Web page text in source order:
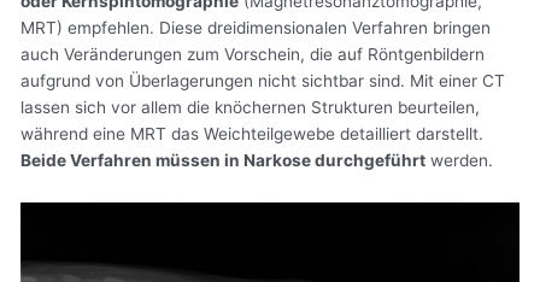
MRT) empfehlen. Diese dreidimensionalen Verfahren bringen
auch Veränderungen zum Vorschein, die auf Röntgenbildern
aufgrund von Überlagerungen nicht sichtbar sind. Mit einer CT
lassen sich vor allem die knöchernen Strukturen beurteilen,
während eine MRT das Weichteilgewebe detailliert darstellt.
Beide Verfahren müssen in Narkose durchgeführt werden.